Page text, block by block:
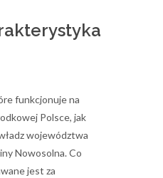
funkcjonuje na
Polsce, jak
województwa
Nowosolna. Co
jest za